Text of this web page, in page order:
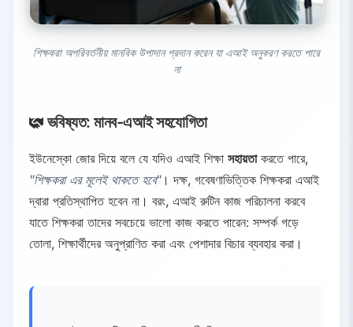
শিক্ষকরা অপরিবর্তনীয় মানবিক উপাদান প্রদান করেন যা এআই অনুকরণ করতে পারে
না
ভবিষ্যত: মানব-এআই সহযোগিতা
ইউনেস্কো জোর দিয়ে বলে যে যদিও এআই শিক্ষা সহায়তাকরতে পারে,
"শিক্ষকরা এর মূলেই থাকতে হবে"। দক্ষ, গবেষণাভিত্তিক শিক্ষকরা এআই
দ্বারা প্রতিস্থাপিত হবেন না। বরং, এআই রুটিন কাজ পরিচালনা করবে
যাতে শিক্ষকরা তাদের সবচেয়ে ভালো কাজ করতে পারেন: সম্পর্ক গড়ে
তোলা, শিক্ষার্থীদের অনুপ্রাণিত করা এবং পেশাদার বিচার ব্যবহার করা।